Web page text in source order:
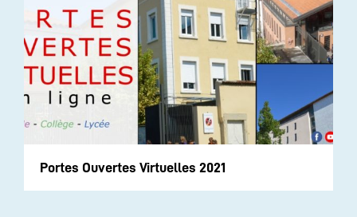
Portes Ouvertes Virtuelles 2021